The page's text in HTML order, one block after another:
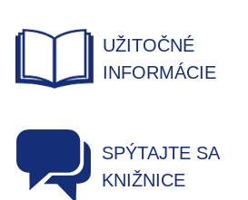
UŽITOČNÉ
INFORMÁCIE
SPÝTAJTE SA
KNIŽNICE